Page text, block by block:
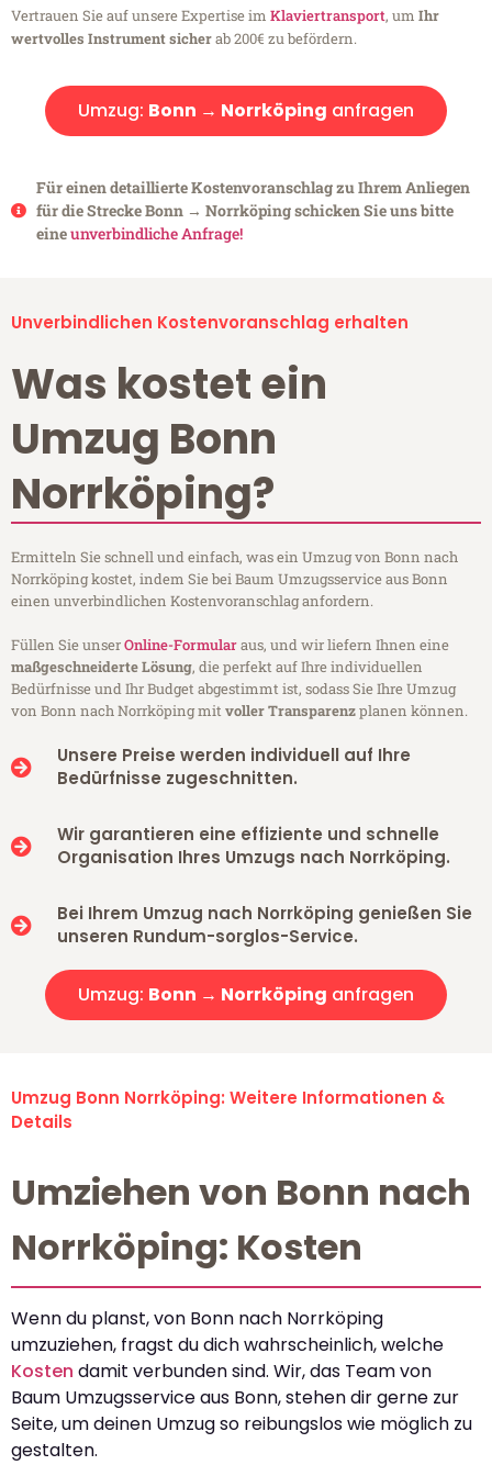
Vertrauen Sie auf unsere Expertise im Klaviertransport, um Ihr
wertvolles Instrument sicherab 200€ zu befördern.
Umzug: Bonn → Norrköping anfragen
Für einen detaillierte Kostenvoranschlag zu Ihrem Anliegen
für die Strecke Bonn → Norrköping schicken Sie uns bitte
eineunverbindliche Anfrage!
Unverbindlichen Kostenvoranschlag erhalten
Was kostet ein
Umzug Bonn
Norrköping?
Ermitteln Sie schnell und einfach, was ein Umzug von Bonn nach
Norrköping kostet, indem Sie bei Baum Umzugsservice aus Bonn
einen unverbindlichen Kostenvoranschlag anfordern.
Füllen Sie unserOnline-Formularaus, und wir liefern Ihnen eine
maßgeschneiderte Lösung, die perfekt auf Ihre individuellen
Bedürfnisse und Ihr Budget abgestimmt ist, sodass Sie Ihre Umzug
von Bonn nach Norrköping mitvoller Transparenzplanen können.
Unsere Preise werden individuell auf Ihre
Bedürfnisse zugeschnitten.
Wir garantieren eine effiziente und schnelle
Organisation Ihres Umzugs nach Norrköping.
Bei Ihrem Umzug nach Norrköping genießen Sie
unseren Rundum-sorglos-Service.
Umzug: Bonn → Norrköping anfragen
Umzug Bonn Norrköping: Weitere Informationen &
Details
Umziehen von Bonn nach
Norrköping: Kosten
Wenn du planst, von Bonn nach Norrköping
umzuziehen, fragst du dich wahrscheinlich, welche
Kosten damit verbunden sind. Wir, das Team von
Baum Umzugsservice aus Bonn, stehen dir gerne zur
Seite, um deinen Umzug so reibungslos wie möglich zu
gestalten.